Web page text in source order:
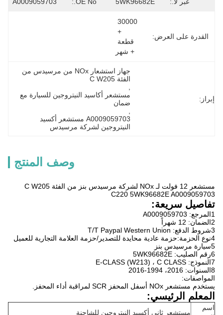
القدرة على العرض:
+ شهر
إبراز:
الفئة C W205
ضمان
النيتروجين لشركة مرسيدس
وصف المنتج
مستشعر 12 فولت لـ NOx لشركة مرسيدس بنز من الفئة C W205
C220 5WK96682E A0009059703
تفاصيل سريعة:
1المرجع: A0009059703
2الضمان: 12 شهراً
3شروط الدفع: T/T Paypal Western Union
4نوع الحزمة:حزمة عادية محايدة للتصدير/حزمة العلامة التجارية للعميل
5سيارة مرسيدس بنز
6رقم الصليب: 5WK96682E
7النموذج: E-CLASS (W213) ، C CLASS
8السنوات: 2016، 1994-2016
المواصفات:
يستخدم مستشعر NOx أسفل المحفز SCR لمراقبة أداء المحفز.
المعلم الرئيسي:
اسم
مستشعر ثاني أكسيد النيتروجين للشاحنة